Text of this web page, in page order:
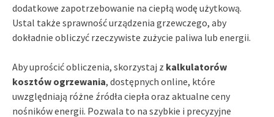
dodatkowe zapotrzebowanie na ciepłą wodę użytkową.
Ustal także sprawność urządzenia grzewczego, aby
dokładnie obliczyć rzeczywiste zużycie paliwa lub energii.
Aby uprościć obliczenia, skorzystaj z kalkulatorów
kosztów ogrzewania, dostępnych online, które
uwzględniają różne źródła ciepła oraz aktualne ceny
nośników energii. Pozwala to na szybkie i precyzyjne